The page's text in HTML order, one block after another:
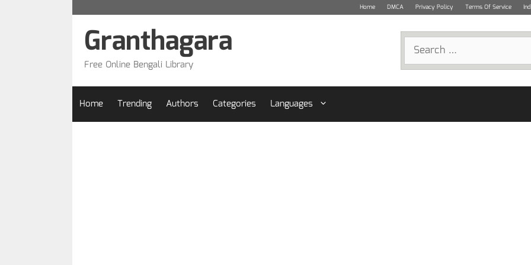
Home DMCA Privacy Policy Terms Of Service
Search
for:
Granthagara
Free Online Bengali Library
Home Trending Authors Categories Languages